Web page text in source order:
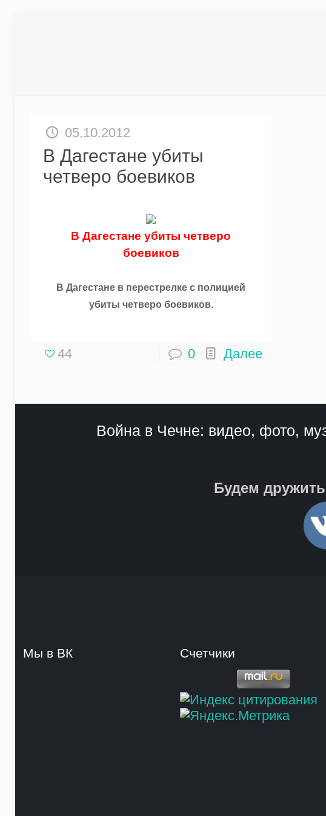
05.10.2012
В Дагестане убиты
четверо боевиков
В Дагестане убиты четверо
боевиков
В Дагестане в перестрелке с полицией
убиты четверо боевиков.
44 0 Далее
Война в Чечне: видео, фото,
Будем
Мы в ВК Счетчики